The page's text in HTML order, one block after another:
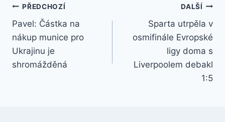
Navigace
pro
příspěvek
PŘEDCHOZÍ
Pavel: Částka na
nákup munice pro
Ukrajinu je
shromážděná
DALŠÍ
Sparta utrpěla v
osmifinále Evropské
ligy doma s
Liverpoolem debakl
1:5